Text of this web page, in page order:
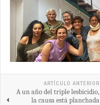
ARTÍCULO ANTERIOR
A un año del triple lesbicidio,
la causa está planchada